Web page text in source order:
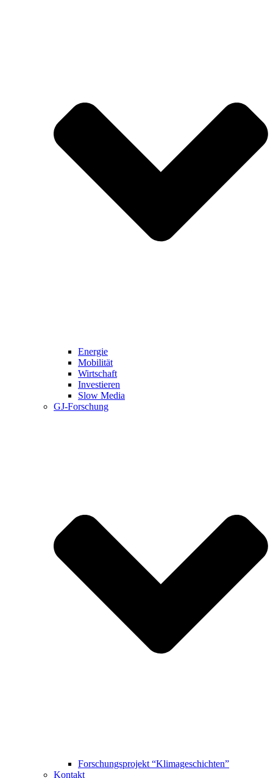
Energie
Mobilität
Wirtschaft
Investieren
Slow Media
GJ-Forschung
Forschungsprojekt “Klimageschichten”
Kontakt